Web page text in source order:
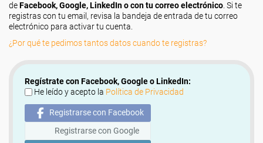
deFacebook, Google, LinkedIn o con tu correo electrónico . Si te
registras con tu email, revisa la bandeja de entrada de tu correo
electrónico para activar tu cuenta.
¿Por qué te pedimos tantos datos cuando te registras?
Regístrate con Facebook, Google o LinkedIn:
He leído y acepto la Política de Privacidad
Registrarse con Facebook
Registrarse con Google